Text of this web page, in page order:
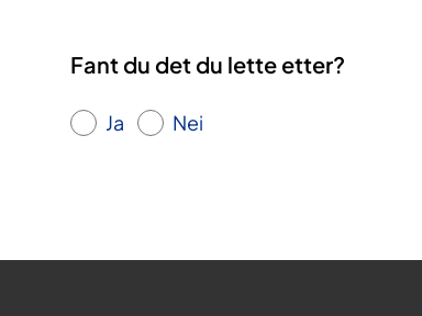
Fant du det du lette etter?
Ja Nei